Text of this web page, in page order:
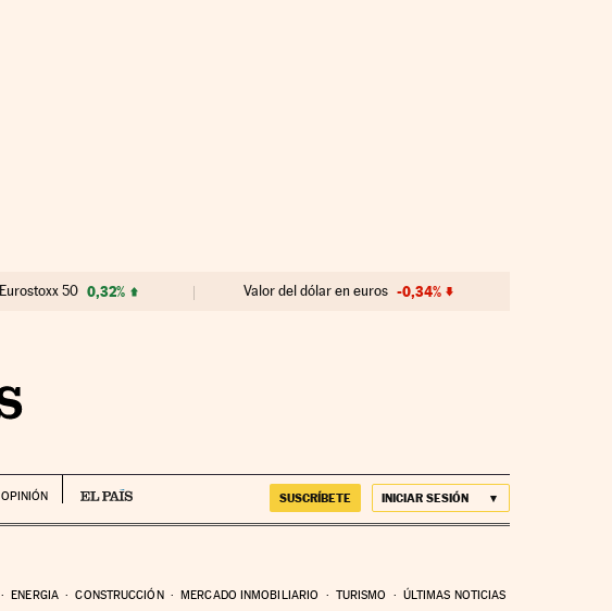
Eurostoxx 50 0,32% Valor del dólar en euros -0,34%
OPINIÓN SUSCRÍBETE INICIAR SESIÓN
ENERGIA CONSTRUCCIÓN MERCADO INMOBILIARIO TURISMO ÚLTIMAS NOTICIAS